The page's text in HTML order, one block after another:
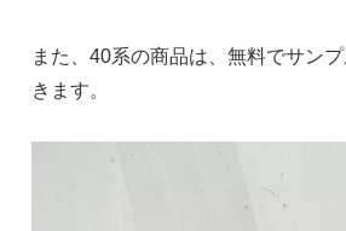
また、40系の商品は、無料でサン
きます。